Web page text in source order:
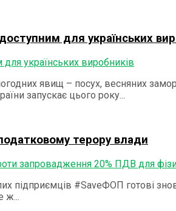
для українських
явищ – посух, весняних
запускає цього року...
терору влади
підприємців #SaveФОП готові
ж...